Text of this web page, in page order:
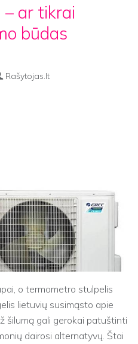
– ar tikrai
būdas
Rašytojas.lt
o termometro stulpelis
lietuvių susimąsto apie
šilumą gali gerokai patuštinti
dairosi alternatyvų. Štai